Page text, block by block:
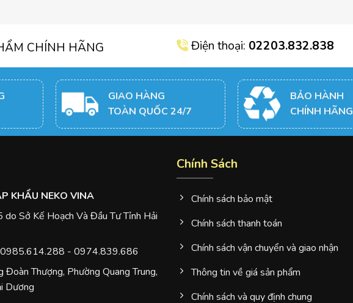
CHÍNH HÃNG Điện thoại: 02203.832.838
GIAO HÀNG
TOÀN QUỐC 24/7
BẢO HÀNH
CHÍNH HÃNG
KHẨU NEKO VINA
Sở Kế Hoạch Và Đầu Tư Tỉnh Hải
- 0974.839.686
Thượng, Phường Quang Trung,
Dương
Chính Sách
Chính sách bảo mật
Chính sách thanh toán
Chính sách vận chuyển và giao nhận
Thông tin về giá sản phẩm
Chính sách và quy định chung